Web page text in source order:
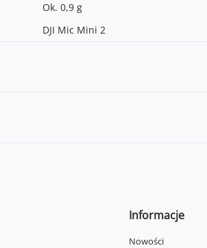
Ok. 0,9 g
DJI Mic Mini 2
Informacje
Nowości